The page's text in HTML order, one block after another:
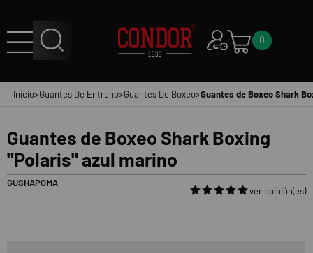
0
Inicio>Guantes De Entreno>Guantes De Boxeo>Guantes de Boxeo Shark
Guantes de Boxeo Shark Boxing
"Polaris" azul marino
GUSHAPOMA
ver opinión(es)